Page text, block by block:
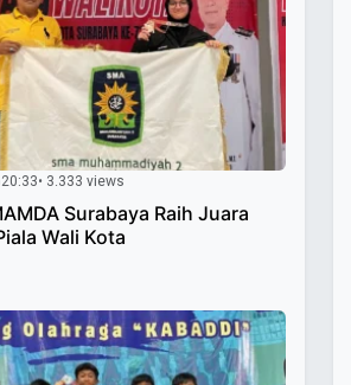
20:33• 3.333 views
Surabaya Raih Juara
Wali Kota